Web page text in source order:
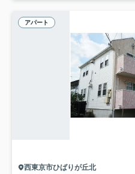
アパート
西東京市ひばりが丘北